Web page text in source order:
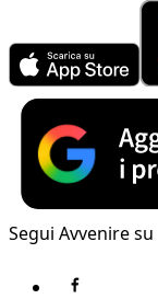
Segui Avvenire su